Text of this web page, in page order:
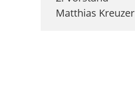
Matthias Kreuzer